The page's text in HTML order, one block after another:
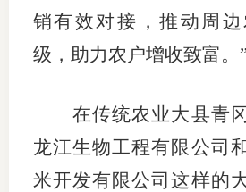
销有效对接，推动周
级，助力农户增收致富。”
在传统农业大县青冈
龙江生物工程有限公司
米开发有限公司这样的